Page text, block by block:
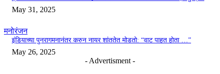
May 31, 2025
मनोरंजन
इंडियाच्या पुनरागमनानंतर करुन नायर शांततेत मोडतो: “वाट पाहत होता …”
May 26, 2025
- Advertisment -